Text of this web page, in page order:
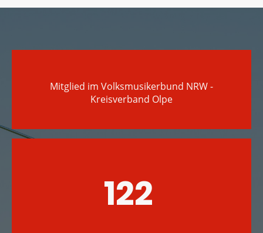
Mitglied im Volksmusikerbund NRW -
Kreisverband Olpe
122